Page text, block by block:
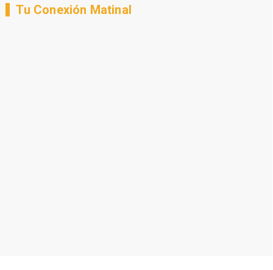
Tu Conexión Matinal